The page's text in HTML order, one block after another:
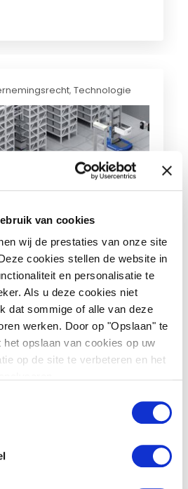
van cookies
wij de prestaties van onze site
cookies stellen de website in
en personalisatie te
Als u deze cookies niet
dat sommige of alle van deze
werken. Door op "Opslaan" te
opslaan van cookies op uw
op de site te verbeteren en het
, Technologie
op
waaronder
arbeidsrecht,
privacy- en